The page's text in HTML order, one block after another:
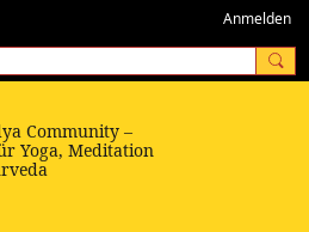
Anmelden